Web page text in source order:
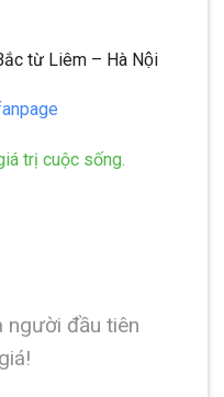
từ Liêm – Hà Nội
trị cuộc sống.
người đầu tiên